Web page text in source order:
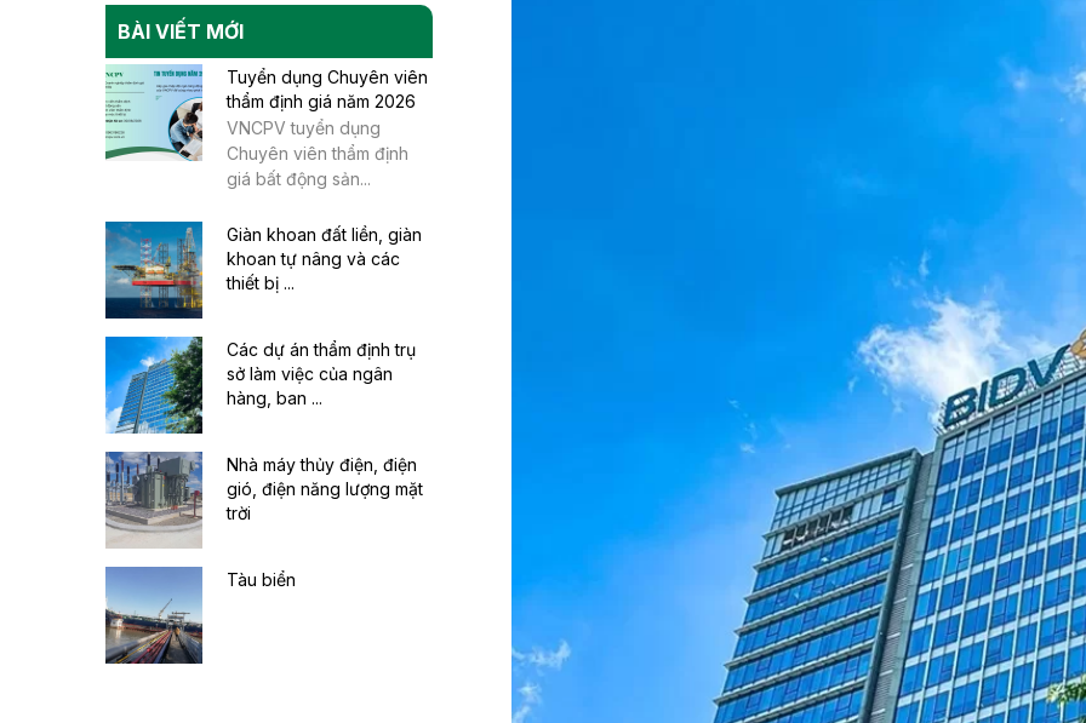
BÀI VIẾT MỚI
Tuyển dụng Chuyên viên
thẩm định giá năm 2026
VNCPV tuyển dụng
Chuyên viên thẩm định
giá bất động sản...
Giàn khoan đất liền, giàn
khoan tự nâng và các
thiết bị ...
Các dự án thẩm định trụ
sở làm việc của ngân
hàng, ban ...
Nhà máy thủy điện, điện
gió, điện năng lượng mặt
trời
Tàu biển